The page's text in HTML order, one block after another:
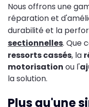
Nous offrons une
réparation et
durabilité et la
sectionnelles. Que
ressorts cassés, la
motorisation ou l'
la solution.
Plus qu'une